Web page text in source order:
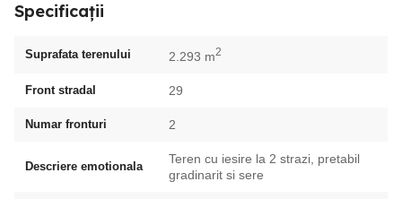
Specificații
Suprafata terenului 2.293 m2
Front stradal 29
Numar fronturi 2
Descriere emotionala
Teren cu iesire la 2 strazi, pretabil
gradinarit si sere